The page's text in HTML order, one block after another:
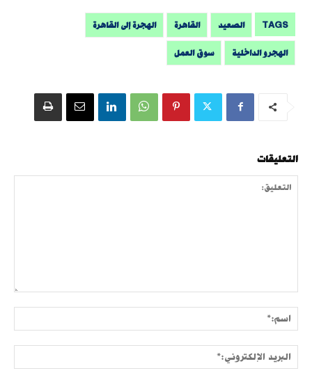
TAGS الصعيد القاهرة الهجرة إلى القاهرة
الهجرو الداخلية سوق العمل
التعليقات